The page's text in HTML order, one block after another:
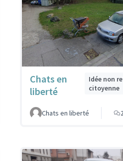
Chats en
liberté
Idée non
citoyenne
Chats en liberté